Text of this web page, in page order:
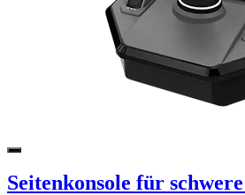
Seitenkonsole für